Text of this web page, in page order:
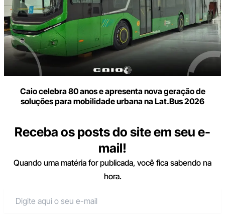
Caio celebra 80 anos e apresenta nova geração de
soluções para mobilidade urbana na Lat.Bus 2026
Receba os posts do site em seu e-
mail!
Quando uma matéria for publicada, você fica sabendo na
hora.